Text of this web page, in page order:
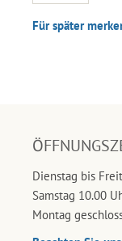
Für später
Dienstag bis
Samstag 10.00
Montag